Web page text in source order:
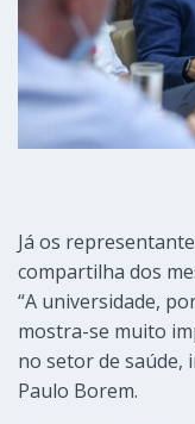
Já os
compartilha dos
“A universidade,
mostra-se muito
no setor de saúde,
Paulo Borem.